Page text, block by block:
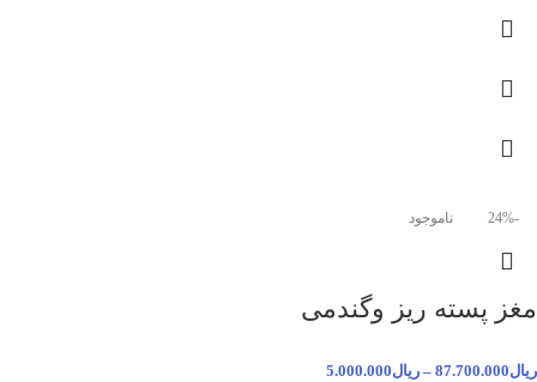
-24% ناموجود
مغز پسته ریز وگندمی
ریال87.700.000
– ریال5.000.000